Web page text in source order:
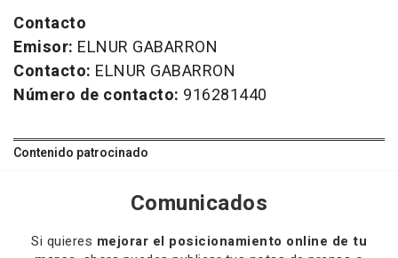
Contacto
Emisor: ELNUR GABARRON
Contacto: ELNUR GABARRON
Número de contacto: 916281440
Contenido patrocinado
Comunicados
Si quieres mejorar el posicionamiento online de tu